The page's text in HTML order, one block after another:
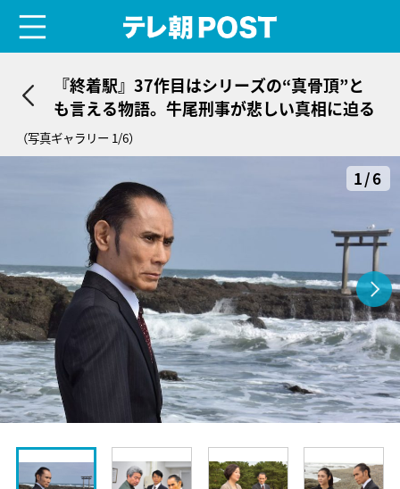
『終着駅』37作目はシリーズの“真骨頂”と
も言える物語。牛尾刑事が悲しい真相に迫る
（写真ギャラリー 1/6）
1/6